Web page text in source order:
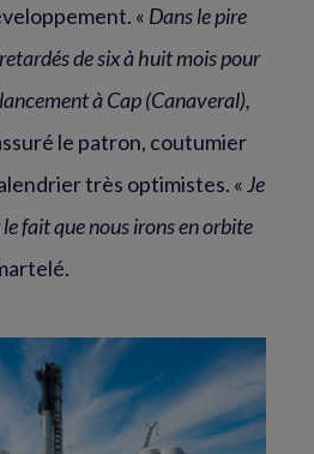
« Dans le pire
de six à huit mois pour
à Cap (Canaveral),
le patron, coutumier
très optimistes. « Je
fait que nous irons en orbite